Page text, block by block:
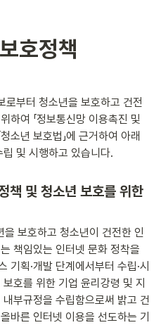
호정책
부터 청소년을 보호하고 건전
하여 「정보통신망 이용촉진 및
소년 보호법」에 근거하여 아래
및 시행하고 있습니다.
책 및 청소년 보호를 위한
보호하고 청소년이 건전한 인
책임있는 인터넷 문화 정착을
기획·개발 단계에서부터 수립·시
호를 위한 기업 윤리강령 및 지
부규정을 수립함으로써 밝고 건
바른 인터넷 이용을 선도하는 기